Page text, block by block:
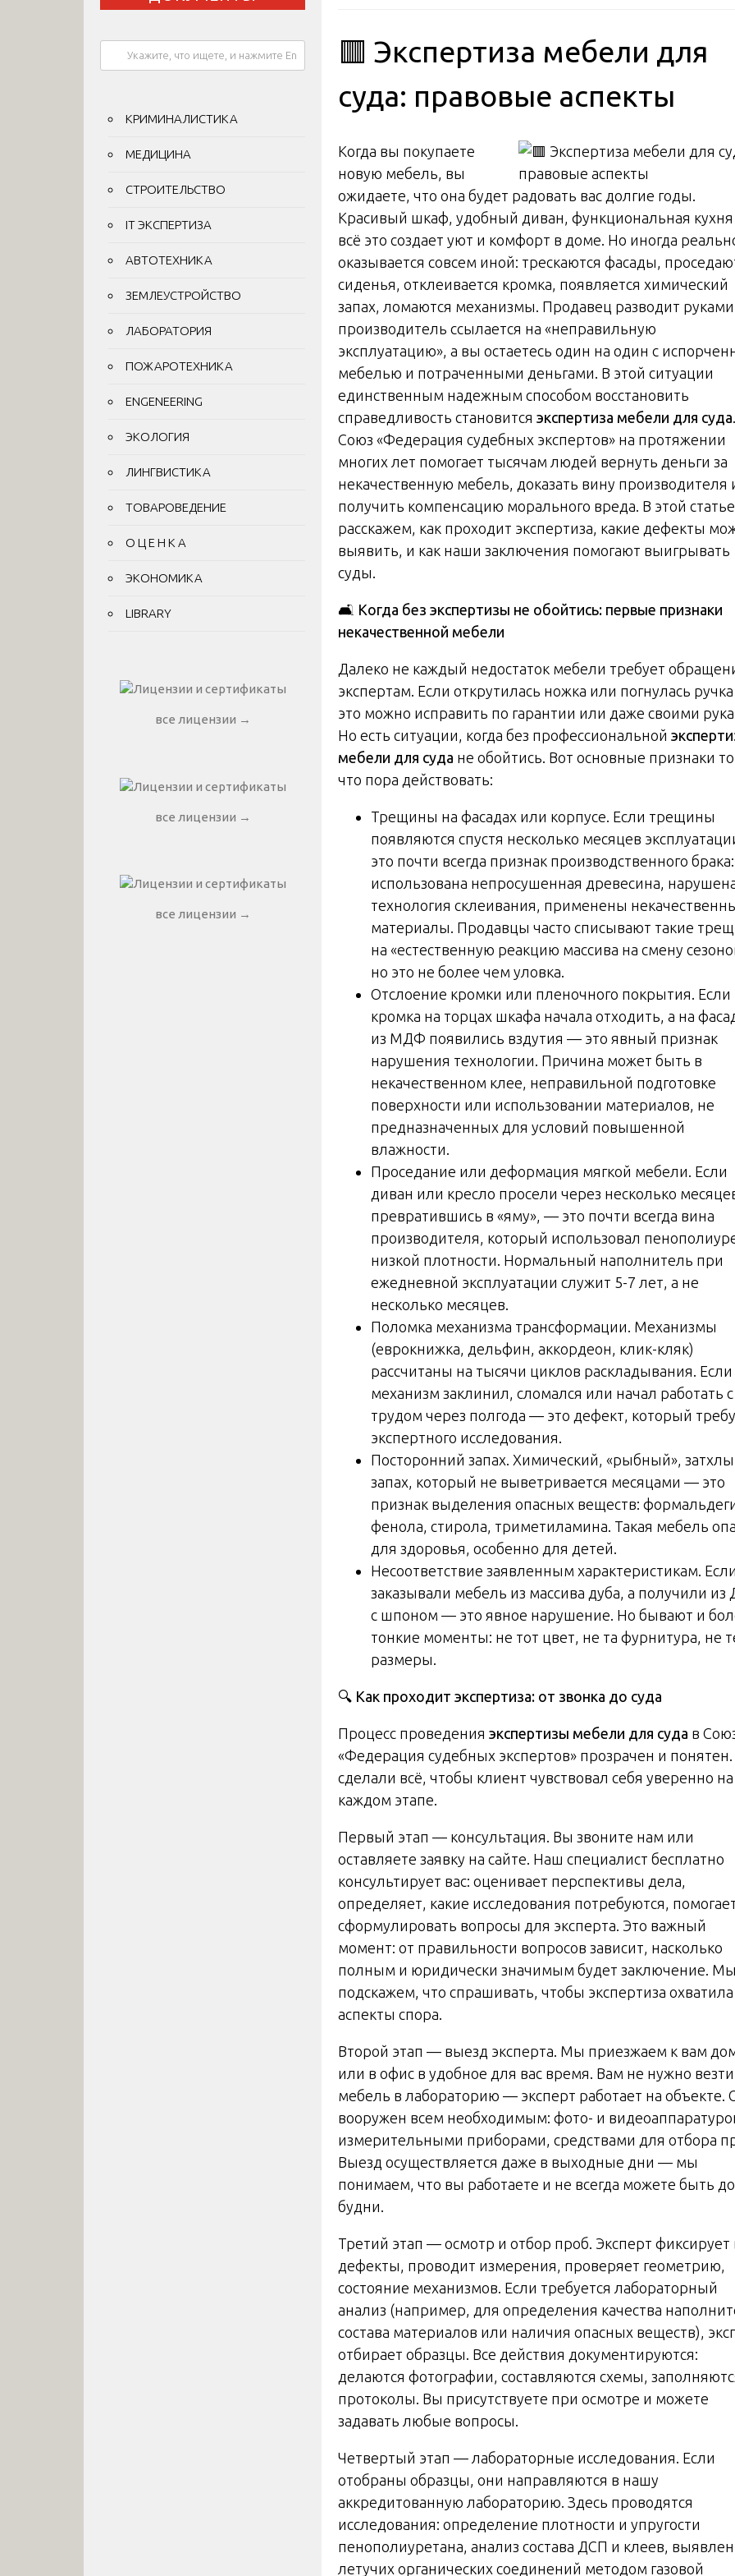
🟥 Экспертиза мебели для
суда: правовые аспекты
Когда вы покупаете
новую мебель, вы
ожидаете, что она будет радовать вас долгие годы.
Красивый шкаф, удобный диван, функциональная
всё это создает уют и комфорт в доме. Но иногда
оказывается совсем иной: трескаются фасады,
сиденья, отклеивается кромка, появляется химический
запах, ломаются механизмы. Продавец разводит руками,
производитель ссылается на «неправильную
эксплуатацию», а вы остаетесь один на один с
мебелью и потраченными деньгами. В этой ситуации
единственным надежным способом восстановить
справедливость становится экспертиза мебели для суда
Союз «Федерация судебных экспертов» на протяжении
многих лет помогает тысячам людей вернуть деньги за
некачественную мебель, доказать вину производителя
получить компенсацию морального вреда. В этой
расскажем, как проходит экспертиза, какие дефекты
выявить, и как наши заключения помогают выигрывать
суды.
🛋️ Когда без экспертизы не обойтись: первые признаки
некачественной мебели
Далеко не каждый недостаток мебели требует
экспертам. Если открутилась ножка или погнулась
это можно исправить по гарантии или даже своими
Но есть ситуации, когда без профессиональной
мебели для суда не обойтись. Вот основные признаки
что пора действовать:
Трещины на фасадах или корпусе. Если трещины
появляются спустя несколько месяцев
это почти всегда признак производственного брака:
использована непросушенная древесина,
технология склеивания, применены
материалы. Продавцы часто списывают такие
на «естественную реакцию массива на смену
но это не более чем уловка.
Отслоение кромки или пленочного покрытия. Если
кромка на торцах шкафа начала отходить, а на
из МДФ появились вздутия — это явный признак
нарушения технологии. Причина может быть в
некачественном клее, неправильной подготовке
поверхности или использовании материалов, не
предназначенных для условий повышенной
влажности.
Проседание или деформация мягкой мебели. Если
диван или кресло просели через несколько
превратившись в «яму», — это почти всегда вина
производителя, который использовал
низкой плотности. Нормальный наполнитель при
ежедневной эксплуатации служит 5-7 лет, а не
несколько месяцев.
Поломка механизма трансформации. Механизмы
(еврокнижка, дельфин, аккордеон, клик-кляк)
рассчитаны на тысячи циклов раскладывания. Если
механизм заклинил, сломался или начал работать с
трудом через полгода — это дефект, который
экспертного исследования.
Посторонний запах. Химический, «рыбный»,
запах, который не выветривается месяцами — это
признак выделения опасных веществ:
фенола, стирола, триметиламина. Такая мебель
для здоровья, особенно для детей.
Несоответствие заявленным характеристикам.
заказывали мебель из массива дуба, а получили из
с шпоном — это явное нарушение. Но бывают и
тонкие моменты: не тот цвет, не та фурнитура, не
размеры.
🔍 Как проходит экспертиза: от звонка до суда
Процесс проведения экспертизы мебели для суда в
«Федерация судебных экспертов» прозрачен и
сделали всё, чтобы клиент чувствовал себя уверенно на
каждом этапе.
Первый этап — консультация. Вы звоните нам или
оставляете заявку на сайте. Наш специалист бесплатно
консультирует вас: оценивает перспективы дела,
определяет, какие исследования потребуются,
сформулировать вопросы для эксперта. Это важный
момент: от правильности вопросов зависит, насколько
полным и юридически значимым будет заключение. Мы
подскажем, что спрашивать, чтобы экспертиза охватила
аспекты спора.
Второй этап — выезд эксперта. Мы приезжаем к вам
или в офис в удобное для вас время. Вам не нужно везти
мебель в лабораторию — эксперт работает на объекте.
вооружен всем необходимым: фото- и
измерительными приборами, средствами для отбора
Выезд осуществляется даже в выходные дни — мы
понимаем, что вы работаете и не всегда можете быть
будни.
Третий этап — осмотр и отбор проб. Эксперт фиксирует
дефекты, проводит измерения, проверяет геометрию,
состояние механизмов. Если требуется лабораторный
анализ (например, для определения качества
состава материалов или наличия опасных веществ),
отбирает образцы. Все действия документируются:
делаются фотографии, составляются схемы,
протоколы. Вы присутствуете при осмотре и можете
задавать любые вопросы.
Четвертый этап — лабораторные исследования. Если
отобраны образцы, они направляются в нашу
аккредитованную лабораторию. Здесь проводятся
исследования: определение плотности и упругости
пенополиуретана, анализ состава ДСП и клеев,
летучих органических соединений методом газовой
КРИМИНАЛИСТИКА
МЕДИЦИНА
СТРОИТЕЛЬСТВО
IT ЭКСПЕРТИЗА
АВТОТЕХНИКА
ЗЕМЛЕУСТРОЙСТВО
ЛАБОРАТОРИЯ
ПОЖАРОТЕХНИКА
ENGENEERING
ЭКОЛОГИЯ
ЛИНГВИСТИКА
ТОВАРОВЕДЕНИЕ
О Ц Е Н К А
ЭКОНОМИКА
LIBRARY
все лицензии →
все лицензии →
все лицензии →